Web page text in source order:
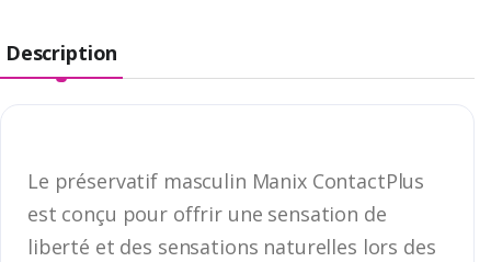
Description
Le préservatif masculin Manix ContactPlus
est conçu pour offrir une sensation de
liberté et des sensations naturelles lors des